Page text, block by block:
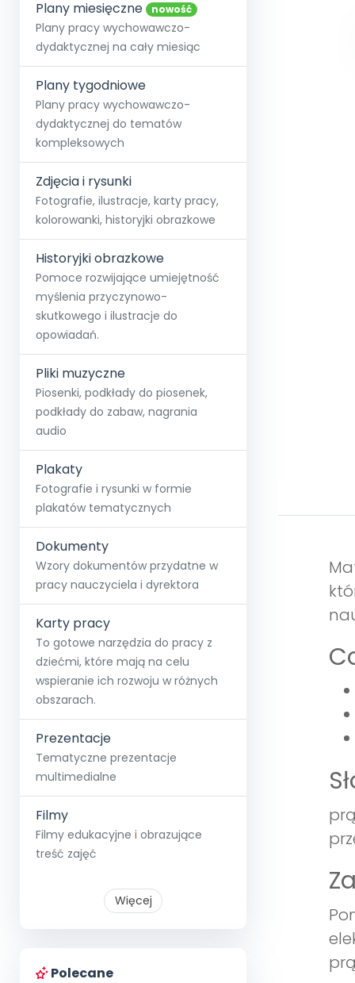
Społeczność
+48 12 631 04 10
kontakt@blizejprzedszkola.pl
O miesięczniku
Strona główna
O Akademii
Akademia
Poznaj pakiet MAX
Testuj przez 7 dni Pełen
Wszystkie projekty
Skontaktuj się
Dodaj wpis
Plany miesięczne nowość
Plany pracy wychowawczo-
dydaktycznej na cały miesiąc
Plany tygodniowe
Plany pracy wychowawczo-
dydaktycznej do tematów
kompleksowych
Zdjęcia i rysunki
Fotografie, ilustracje, karty pracy,
kolorowanki, historyjki obrazkowe
Historyjki obrazkowe
Pomoce rozwijające umiejętność
myślenia przyczynowo-
skutkowego i ilustracje do
opowiadań.
Pliki muzyczne
Piosenki, podkłady do piosenek,
podkłady do zabaw, nagrania
audio
Plakaty
Fotografie i rysunki w formie
plakatów tematycznych
Dokumenty
Wzory dokumentów przydatne w
pracy nauczyciela i dyrektora
Karty pracy
To gotowe narzędzia do pracy z
dziećmi, które mają na celu
wspieranie ich rozwoju w różnych
obszarach.
Prezentacje
Tematyczne prezentacje
multimedialne
Filmy
Filmy edukacyjne i obrazujące
treść zajęć
Więcej
Polecane